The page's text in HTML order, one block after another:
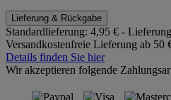
Lieferung & Rückgabe
Standardlieferung: 4,95 € -
Versandkostenfreie Lieferung ab 50
Details finden Sie hier
Wir akzeptieren folgende